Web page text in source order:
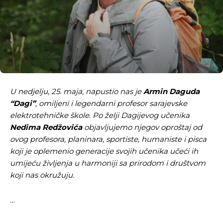
U nedjelju, 25. maja, napustio nas jeArmin Daguda
“Dagi”, omiljeni i legendarni profesor sarajevske
elektrotehničke škole. Po želji Dagijevog učenika
Nedima Redžovića objavljujemo njegov oproštaj od
ovog profesora, planinara, sportiste, humaniste i pisca
koji je oplemenio generacije svojih učenika učeći ih
umijeću življenja u harmoniji sa prirodom i društvom
koji nas okružuju.
…